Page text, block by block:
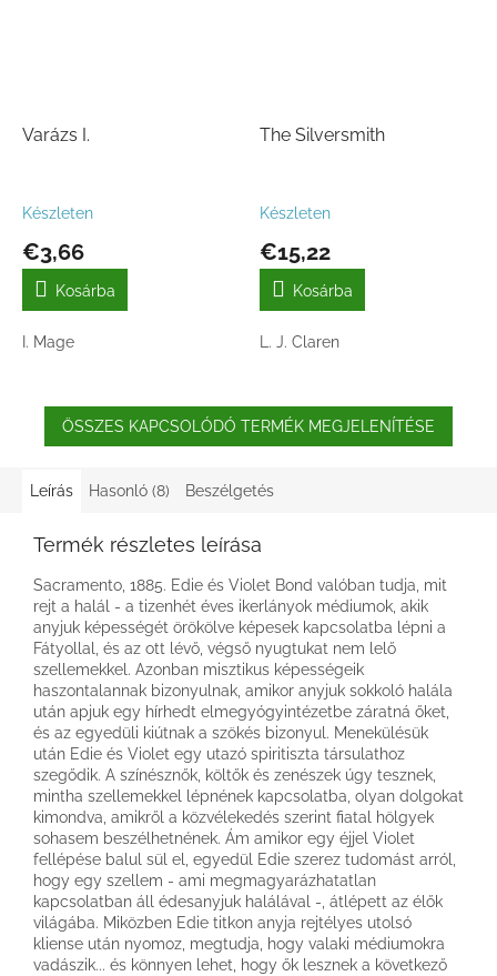
Varázs I.
Készleten
€3,66
Kosárba
I. Mage
The Silversmith
Készleten
€15,22
Kosárba
L. J. Claren
ÖSSZES KAPCSOLÓDÓ TERMÉK MEGJELENÍTÉSE
Leírás Hasonló (8) Beszélgetés
Termék részletes leírása
Sacramento, 1885. Edie és Violet Bond valóban tudja, mit
rejt a halál - a tizenhét éves ikerlányok médiumok, akik
anyjuk képességét örökölve képesek kapcsolatba lépni a
Fátyollal, és az ott lévő, végső nyugtukat nem lelő
szellemekkel. Azonban misztikus képességeik
haszontalannak bizonyulnak, amikor anyjuk sokkoló halála
után apjuk egy hírhedt elmegyógyintézetbe záratná őket,
és az egyedüli kiútnak a szökés bizonyul. Menekülésük
után Edie és Violet egy utazó spiritiszta társulathoz
szegődik. A színésznők, költők és zenészek úgy tesznek,
mintha szellemekkel lépnének kapcsolatba, olyan dolgokat
kimondva, amikről a közvélekedés szerint fiatal hölgyek
sohasem beszélhetnének. Ám amikor egy éjjel Violet
fellépése balul sül el, egyedül Edie szerez tudomást arról,
hogy egy szellem - ami megmagyarázhatatlan
kapcsolatban áll édesanyjuk halálával -, átlépett az élők
világába. Miközben Edie titkon anyja rejtélyes utolsó
kliense után nyomoz, megtudja, hogy valaki médiumokra
vadászik... és könnyen lehet, hogy ők lesznek a következő